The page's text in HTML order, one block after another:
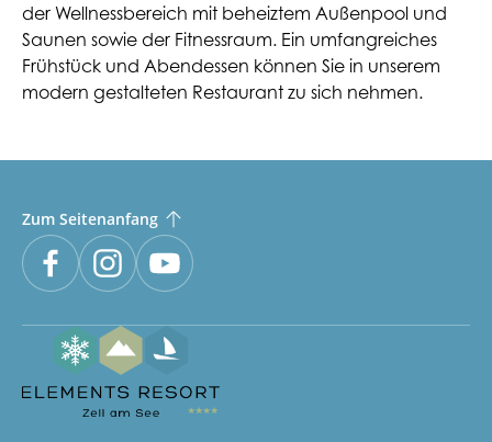
der Wellnessbereich mit beheiztem Außenpool und
Saunen sowie der Fitnessraum. Ein umfangreiches
Frühstück und Abendessen können Sie in unserem
modern gestalteten Restaurant zu sich nehmen.
Zum Seitenanfang